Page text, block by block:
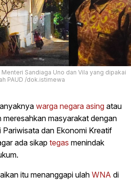
Sandiaga Uno dan Vila yang dipakai
PAUD /dok.istimewa
warga negara asing atau
meresahkan masyarakat dengan
Pariwisata dan Ekonomi Kreatif
ada sikap tegas menindak
itu menanggapi ulah WNA di